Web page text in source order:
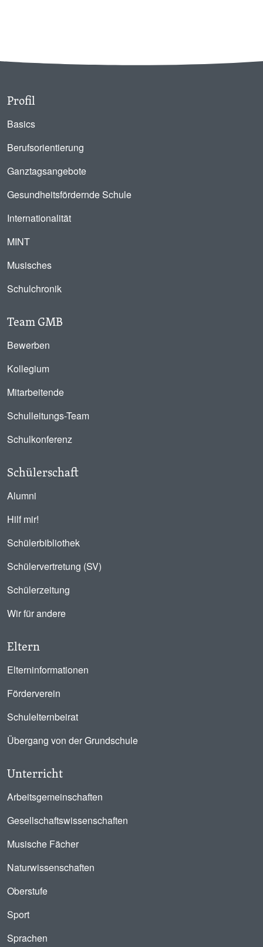
Profil
Basics
Berufsorientierung
Ganztagsangebote
Gesundheitsfördernde Schule
Internationalität
MINT
Musisches
Schulchronik
Team GMB
Bewerben
Kollegium
Mitarbeitende
Schulleitungs-Team
Schulkonferenz
Schülerschaft
Alumni
Hilf mir!
Schülerbibliothek
Schülervertretung (SV)
Schülerzeitung
Wir für andere
Eltern
Elterninformationen
Förderverein
Schulelternbeirat
Übergang von der Grundschule
Unterricht
Arbeitsgemeinschaften
Gesellschaftswissenschaften
Musische Fächer
Naturwissenschaften
Oberstufe
Sport
Sprachen